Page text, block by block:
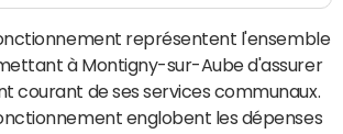
représentent l'ensemble
à Montigny-sur-Aube d'assurer
courant de ses services communaux.
englobent les dépenses